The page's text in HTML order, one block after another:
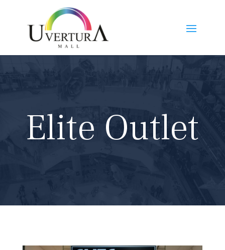
Elite Outlet